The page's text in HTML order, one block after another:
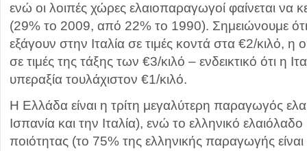
ενώ οι λοιπές χώρες ελαιοπαραγωγοί φαίνεται να
(29% το 2009, από 22% το 1990). Σημειώνουμε
εξάγουν στην Ιταλία σε τιμές κοντά στα €2/κιλό, η
σε τιμές της τάξης των €3/κιλό – ενδεικτικό ότι η
υπεραξία τουλάχιστον €1/κιλό.
Η Ελλάδα είναι η τρίτη μεγαλύτερη παραγωγός
Ισπανία και την Ιταλία), ενώ το ελληνικό
ποιότητας (το 75% της ελληνικής παραγωγής είναι